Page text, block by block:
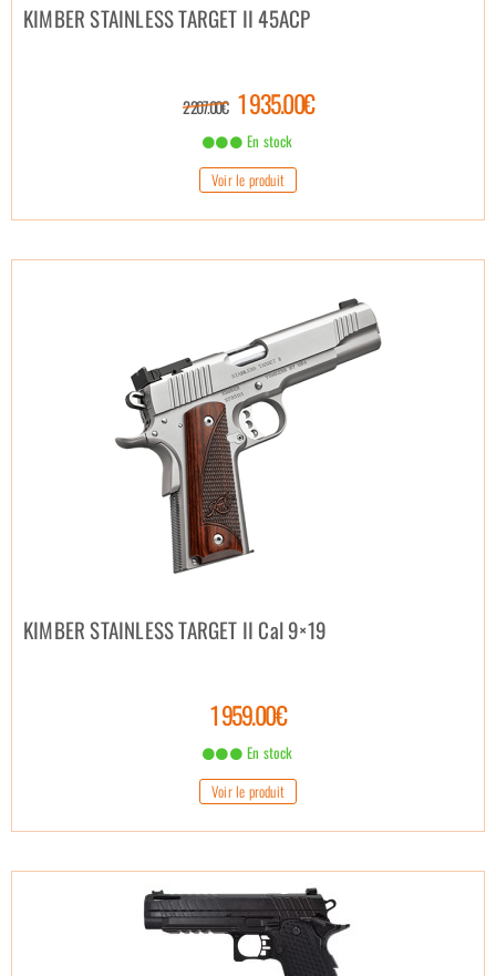
KIMBER STAINLESS TARGET II 45ACP
2 207.00€ 1 935.00€
En stock
Voir le produit
KIMBER STAINLESS TARGET II Cal 9×19
1 959.00€
En stock
Voir le produit